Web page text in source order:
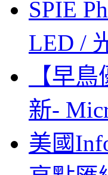
SPIE
LED /
【早
新-
美國